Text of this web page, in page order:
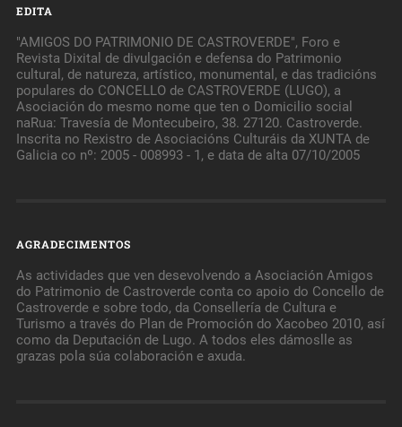
EDITA
"AMIGOS DO PATRIMONIO DE CASTROVERDE", Foro e
Revista Dixital de divulgación e defensa do Patrimonio
cultural, de natureza, artístico, monumental, e das tradicións
populares do CONCELLO de CASTROVERDE (LUGO), a
Asociación do mesmo nome que ten o Domicilio social
naRua: Travesía de Montecubeiro, 38. 27120. Castroverde.
Inscrita no Rexistro de Asociacións Culturáis da XUNTA de
Galicia co nº: 2005 - 008993 - 1, e data de alta 07/10/2005
AGRADECIMENTOS
As actividades que ven desevolvendo a Asociación Amigos
do Patrimonio de Castroverde conta co apoio do Concello de
Castroverde e sobre todo, da Consellería de Cultura e
Turismo a través do Plan de Promoción do Xacobeo 2010, así
como da Deputación de Lugo. A todos eles dámoslle as
grazas pola súa colaboración e axuda.